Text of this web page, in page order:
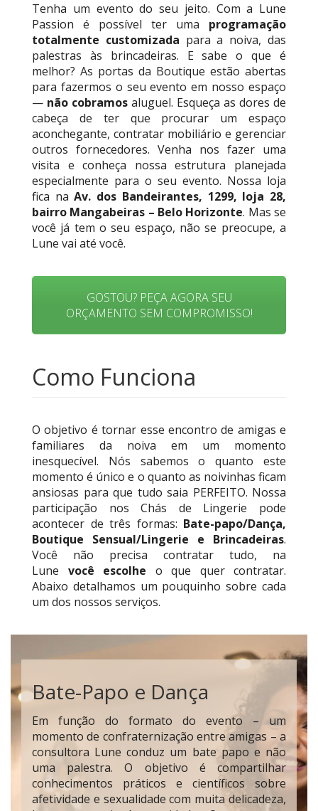
Tenha um evento do seu jeito. Com a Lune
Passion é possível ter uma programação
totalmente customizada para a noiva, das
palestras às brincadeiras. E sabe o que é
melhor? As portas da Boutique estão abertas
para fazermos o seu evento em nosso espaço
— não cobramos aluguel. Esqueça as dores de
cabeça de ter que procurar um espaço
aconchegante, contratar mobiliário e gerenciar
outros fornecedores. Venha nos fazer uma
visita e conheça nossa estrutura planejada
especialmente para o seu evento. Nossa loja
fica naAv. dos Bandeirantes, 1299, loja 28,
bairro Mangabeiras – Belo Horizonte. Mas se
você já tem o seu espaço, não se preocupe, a
Lune vai até você.
GOSTOU? PEÇA AGORA SEU
ORÇAMENTO SEM COMPROMISSO!
Como Funciona
O objetivo é tornar esse encontro de amigas e
familiares da noiva em um momento
inesquecível. Nós sabemos o quanto este
momento é único e o quanto as noivinhas ficam
ansiosas para que tudo saia PERFEITO. Nossa
participação nos Chás de Lingerie pode
acontecer de três formas: Bate-papo/Dança,
Boutique Sensual/Lingerie e Brincadeiras.
Você não precisa contratar tudo, na
Lune você escolhe o que quer contratar.
Abaixo detalhamos um pouquinho sobre cada
um dos nossos serviços.
Bate-Papo e Dança
Em função do formato do evento – um
momento de confraternização entre amigas – a
consultora Lune conduz um bate papo e não
uma palestra. O objetivo é compartilhar
conhecimentos práticos e científicos sobre
afetividade e sexualidade com muita delicadeza,